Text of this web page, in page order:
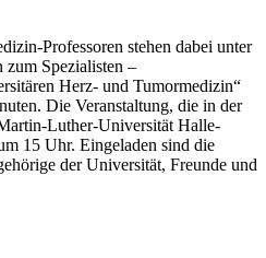
Professoren stehen dabei unter
zum Spezialisten –
Herz- und Tumormedizin“
Die Veranstaltung, die in der
Luther-Universität Halle-
15 Uhr. Eingeladen sind die
der Universität, Freunde und